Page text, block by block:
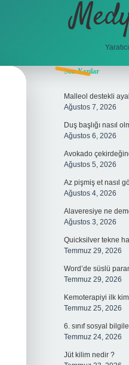
Son Yazılar
Malleol destekli
Ağustos 7, 2026
Duş başlığı nasıl
Ağustos 6, 2026
Avokado
Ağustos 5, 2026
Az pişmiş et nasıl
Ağustos 4, 2026
Alaveresiye ne
Ağustos 3, 2026
Quicksilver tekne
Temmuz 29, 2026
Word’de süslü
Temmuz 29, 2026
Kemoterapiyi ilk
Temmuz 25, 2026
6. sınıf sosyal
Temmuz 24, 2026
Jüt kilim nedir ?